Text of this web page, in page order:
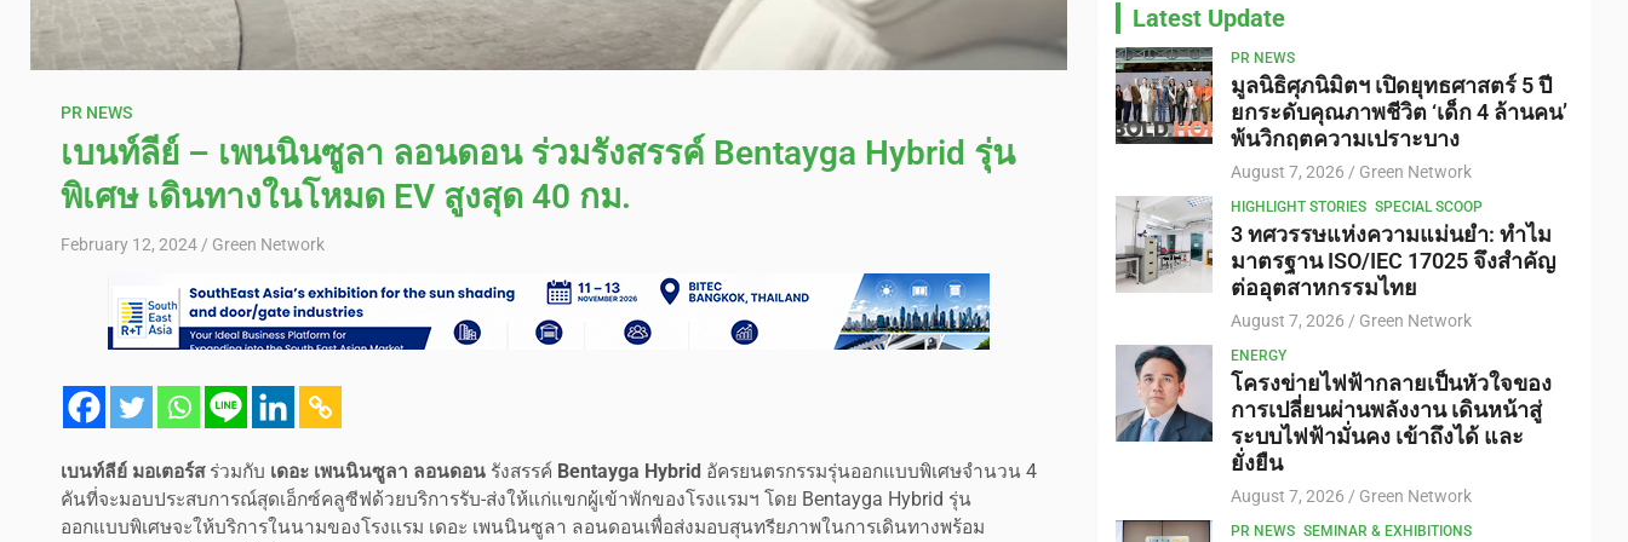
PR NEWS
เบนท์ลีย์ – เพนนินซูลา ลอนดอน ร่วมรังสรรค์ Bentayga Hybrid รุ่น
พิเศษ เดินทางในโหมด EV สูงสุด 40 กม.
February 12, 2024 Green Network
เบนท์ลีย์ มอเตอร์สร่วมกับ เดอะ เพนนินซูลา ลอนดอน รังสรรค์ Bentayga Hybrid อัครยนตรกรรมรุ่นออกแบบพิเศษจำนวน 4
คันที่จะมอบประสบการณ์สุดเอ็กซ์คลูซีฟด้วยบริการรับ-ส่งให้แก่แขกผู้เข้าพักของโรงแรมฯ โดย Bentayga Hybrid รุ่น
ออกแบบพิเศษจะให้บริการในนามของโรงแรม เดอะ เพนนินซูลา ลอนดอนเพื่อส่งมอบสุนทรียภาพในการเดินทางพร้อม
Latest Update
PR NEWS
มูลนิธิศุภนิมิตฯ เปิดยุทธศาสตร์ 5 ปี
ยกระดับคุณภาพชีวิต ‘เด็ก 4 ล้านคน’
พ้นวิกฤตความเปราะบาง
August 7, 2026 Green Network
HIGHLIGHT STORIES SPECIAL SCOOP
3 ทศวรรษแห่งความแม่นยำ: ทำไม
มาตรฐาน ISO/IEC 17025 จึงสำคัญ
ต่ออุตสาหกรรมไทย
August 7, 2026 Green Network
ENERGY
โครงข่ายไฟฟ้ากลายเป็นหัวใจของ
การเปลี่ยนผ่านพลังงาน เดินหน้าสู่
ระบบไฟฟ้ามั่นคง เข้าถึงได้ และ
ยั่งยืน
August 7, 2026 Green Network
PR NEWS SEMINAR & EXHIBITIONS